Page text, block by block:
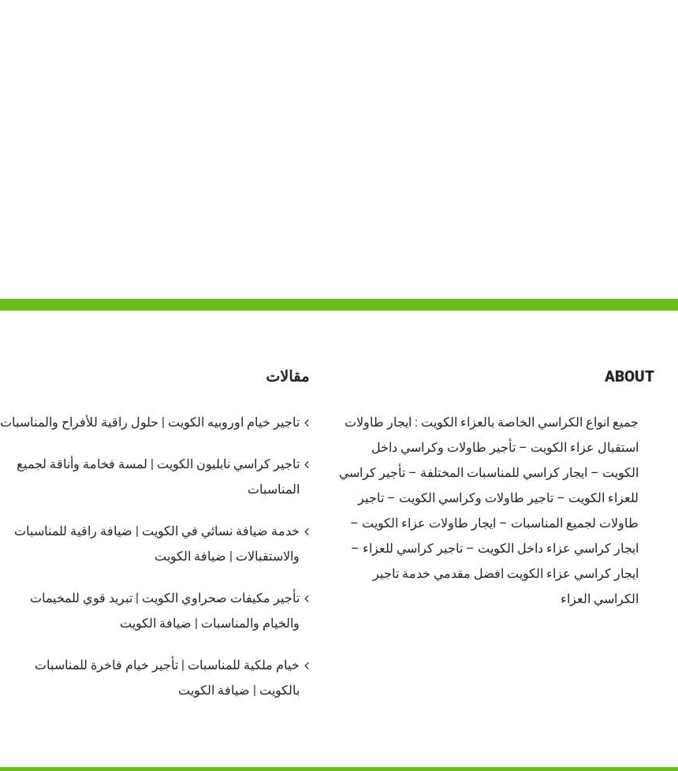
ABOUT
جميع انواع الكراسي الخاصة بالعزاء الكويت : ايجار طاولات
استقبال عزاء الكويت – تأجير طاولات وكراسي داخل
الكويت – ايجار كراسي للمناسبات المختلفة – تأجير كراسي
للعزاء الكويت – تاجير طاولات وكراسي الكويت – تاجير
طاولات لجميع المناسبات – ايجار طاولات عزاء الكويت –
ايجار كراسي عزاء داخل الكويت – تاجير كراسي للعزاء –
ايجار كراسي عزاء الكويت افضل مقدمي خدمة تاجير
الكراسي العزاء
مقالات
تاجير خيام اوروبيه الكويت | حلول راقية للأفراح والمناسبات
تاجير كراسي نابليون الكويت | لمسة فخامة وأناقة لجميع
المناسبات
خدمة ضيافة نسائي في الكويت | ضيافة راقية للمناسبات
والاستقبالات | ضيافة الكويت
تأجير مكيفات صحراوي الكويت | تبريد قوي للمخيمات
والخيام والمناسبات | ضيافة الكويت
خيام ملكية للمناسبات | تأجير خيام فاخرة للمناسبات
بالكويت | ضيافة الكويت